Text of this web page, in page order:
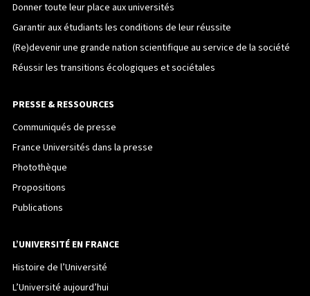
Donner toute leur place aux universités
Garantir aux étudiants les conditions de leur réussite
(Re)devenir une grande nation scientifique au service de la société
Réussir les transitions écologiques et sociétales
PRESSE & RESSOURCES
Communiqués de presse
France Universités dans la presse
Photothèque
Propositions
Publications
L’UNIVERSITÉ EN FRANCE
Histoire de l’Université
L’Université aujourd’hui